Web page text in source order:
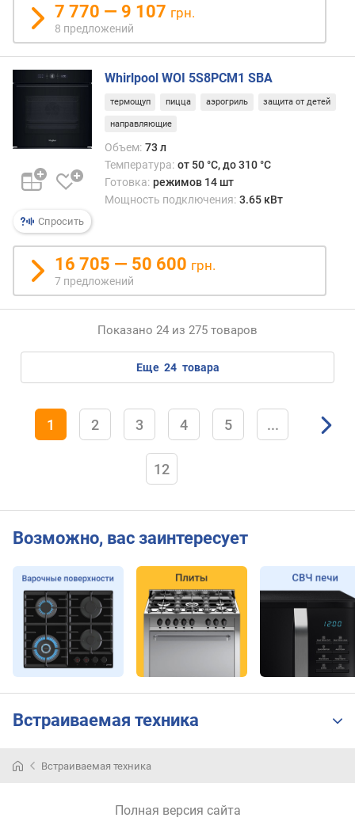
л
ю
ч
е
н
и
т
)
7 770 — 9 107 грн.
8 предложений
Спросить
Whirlpool WOI 5S8PCM1 SBA
термощуп пицца аэрогриль защита от детей
направляющие
Объем: 73 л
Температура: от 50 °C, до 310 °C
Готовка: режимов 14 шт
Мощность подключения: 3.65 кВт
16 705 — 50 600 грн.
7 предложений
Показано 24 из 275 товаров
еще 24 товара
1 2 3 4 5 ...
12
Возможно, вас заинтересует
Встраиваемая техника
духовогоВстраиваемая техника
Полная версия сайта